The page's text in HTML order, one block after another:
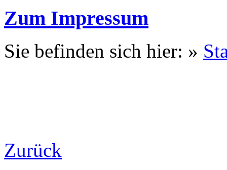
Zum Impressum
Sie befinden sich hier: »
Zurück